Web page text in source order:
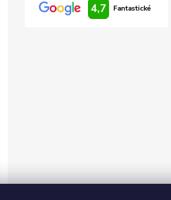
4,7 Fantastické